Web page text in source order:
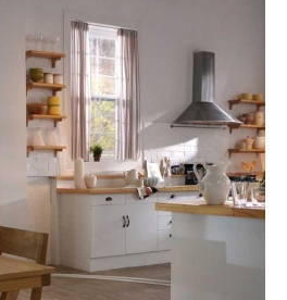
ΚΑΤΟΙΚΊΑΣ